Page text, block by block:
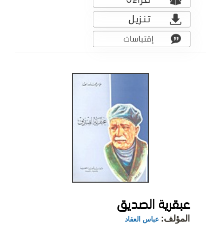
عبقرية الصديق
المؤلف: عباس العقاد